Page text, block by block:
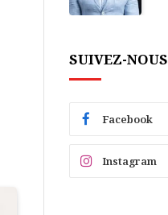
SUIVEZ-NOUS
Facebook
Instagram